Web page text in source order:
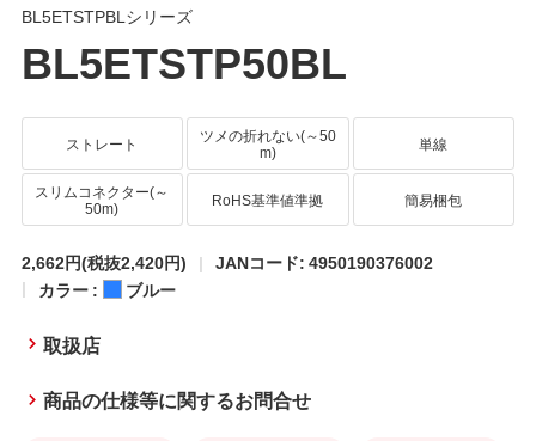
BL5ETSTPBLシリーズ
BL5ETSTP50BL
ストレート ツメの折れない(～50
m) 単線
スリムコネクター(～
50m) RoHS基準値準拠 簡易梱包
2,662円(税抜2,420円)
JANコード: 4950190376002
カラー :
ブルー
取扱店
商品の仕様等に関するお問合せ